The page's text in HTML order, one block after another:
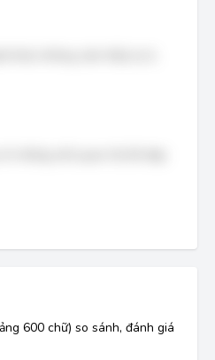
600 chữ) so sánh, đánh giá